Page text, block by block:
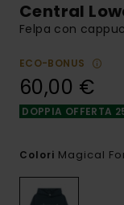
Central
Felpa con
ECO-BONUS
60,00 €
DOPPIA OFFERTA
Colori Magical